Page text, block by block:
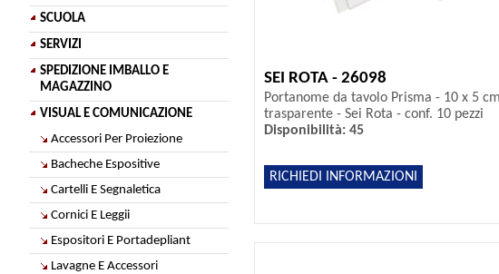
SCUOLA
SERVIZI
SPEDIZIONE IMBALLO E
MAGAZZINO
VISUAL E COMUNICAZIONE
Accessori Per Proiezione
Bacheche Espositive
Cartelli E Segnaletica
Cornici E Leggii
Espositori E Portadepliant
Lavagne E Accessori
SEI ROTA - 26098
Portanome da tavolo Prisma - 10 x 5
trasparente - Sei Rota - conf. 10 pezzi
Disponibilità: 45
RICHIEDI INFORMAZIONI